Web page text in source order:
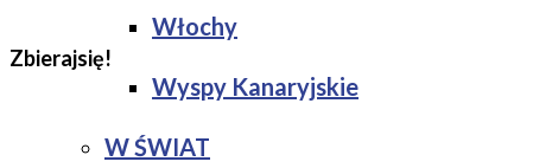
Włochy
Wyspy Kanaryjskie
W ŚWIAT
Zbierajsię!